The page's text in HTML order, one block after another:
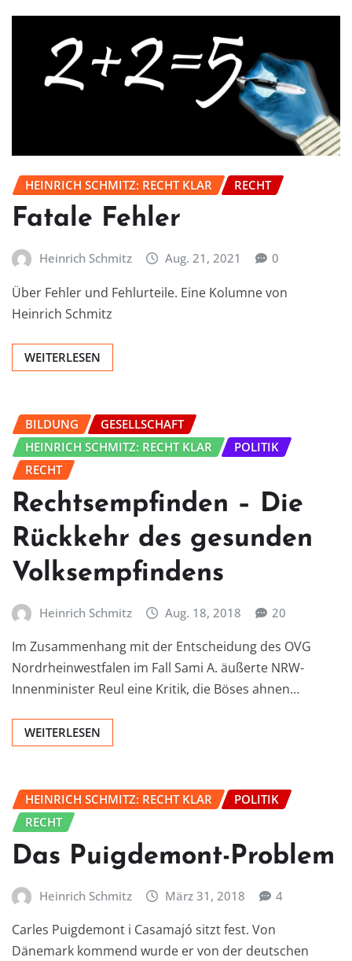
HEINRICH SCHMITZ: RECHT KLAR RECHT
Fatale Fehler
Heinrich Schmitz Aug. 21, 2021 0
Über Fehler und Fehlurteile. Eine Kolumne von
Heinrich Schmitz
WEITERLESEN
BILDUNG
GESELLSCHAFT
HEINRICH SCHMITZ: RECHT KLAR
POLITIK
RECHT
Rechtsempfinden – Die
Rückkehr des gesunden
Volksempfindens
Heinrich Schmitz Aug. 18, 2018 20
Im Zusammenhang mit der Entscheidung des OVG
Nordrheinwestfalen im Fall Sami A. äußerte NRW-
Innenminister Reul eine Kritik, die Böses ahnen…
WEITERLESEN
HEINRICH SCHMITZ: RECHT KLAR
POLITIK
RECHT
Das Puigdemont-Problem
Heinrich Schmitz März 31, 2018 4
Carles Puigdemont i Casamajó sitzt fest. Von
Dänemark kommend wurde er von der deutschen